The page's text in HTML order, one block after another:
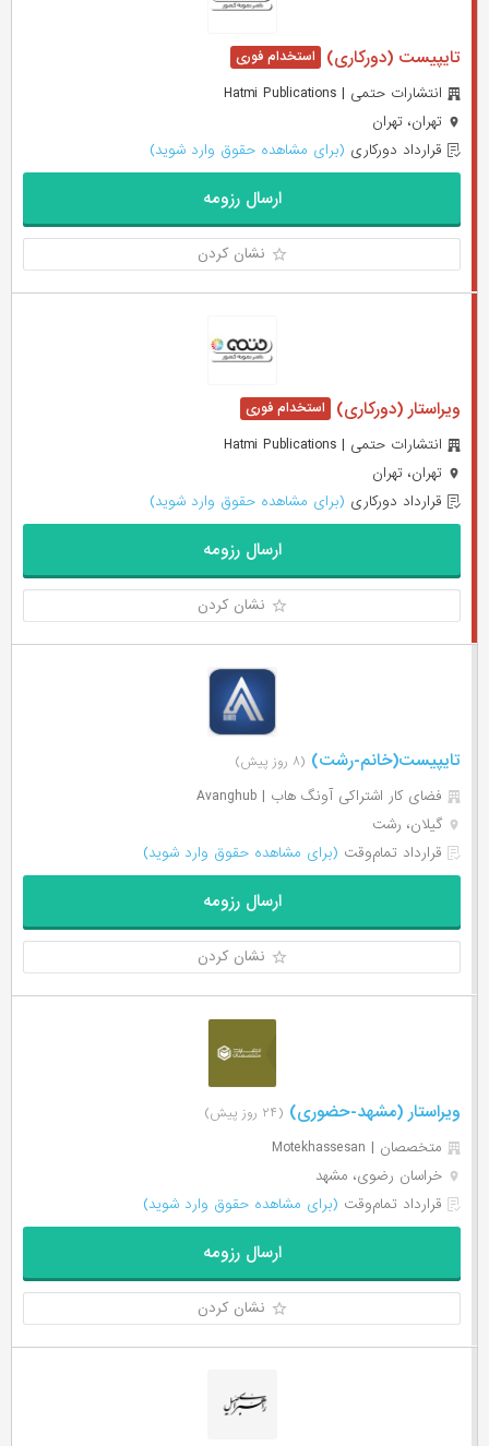
تایپیست (دورکاری)
انتشارات حتمی | Hatmi Publications
تهران، تهران
قرارداد دورکاری (برای مشاهده حقوق وارد شوید)
ارسال رزومه
نشان کردن
ویراستار (دورکاری)
انتشارات حتمی | Hatmi Publications
تهران، تهران
قرارداد دورکاری (برای مشاهده حقوق وارد شوید)
ارسال رزومه
نشان کردن
تایپیست(خانم-رشت) (۸ روز پیش)
فضای کار اشتراکی آونگ هاب | Avanghub
گیلان، رشت
قرارداد تمام‌وقت (برای مشاهده حقوق وارد شوید)
ارسال رزومه
نشان کردن
ویراستار (مشهد-حضوری) (۲۴ روز پیش)
متخصصان | Motekhassesan
خراسان رضوی، مشهد
قرارداد تمام‌وقت (برای مشاهده حقوق وارد شوید)
ارسال رزومه
نشان کردن